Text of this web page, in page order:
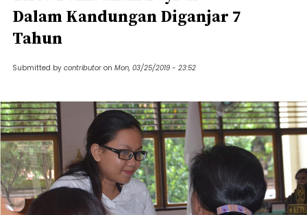
Dalam Kandungan Diganjar 7
Tahun
Submitted by contributor on Mon, 03/25/2019 - 23:52